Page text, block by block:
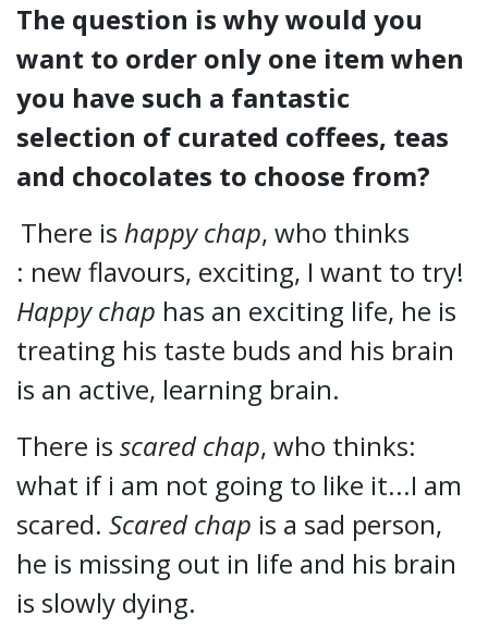
The question is why would you
want to order only one item when
you have such a fantastic
selection of curated coffees, teas
and chocolates to choose from?
There is happy chap, who thinks
: new flavours, exciting, I want to try!
Happy chap has an exciting life, he is
treating his taste buds and his brain
is an active, learning brain.
There is scared chap, who thinks:
what if i am not going to like it...I am
scared. Scared chap is a sad person,
he is missing out in life and his brain
is slowly dying.